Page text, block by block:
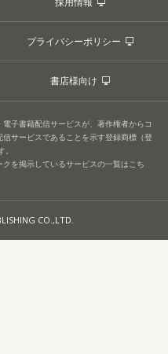
プライバシーポリシー
書店様向け
子書籍配信サービスが、著作権者からコ
サービスであることを示す登録商標（登
を掲示しているサービスの一覧はこち
CO.,LTD.